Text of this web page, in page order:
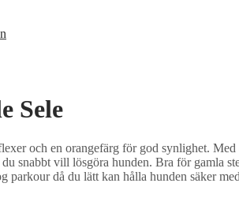
Sele
och en orangefärg för god synlighet.
snabbt vill lösgöra hunden. Bra för gamla
parkour då du lätt kan hålla hunden säker